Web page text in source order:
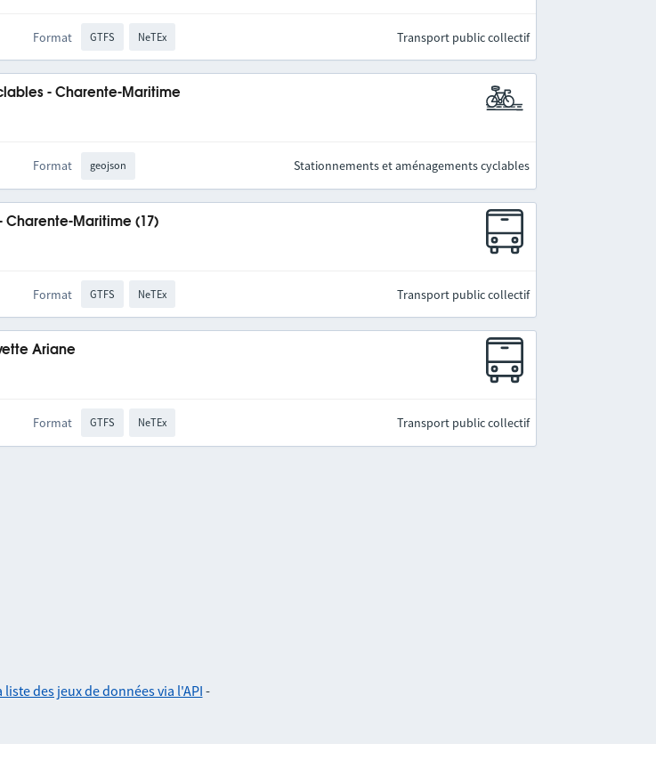
Format GTFS NeTEx Transport public collectif
- Charente-Maritime
Format geojson Stationnements et aménagements cyclables
Charente-Maritime (17)
Format GTFS NeTEx Transport public collectif
Ariane
Format GTFS NeTEx Transport public collectif
liste des jeux de données via l'API -